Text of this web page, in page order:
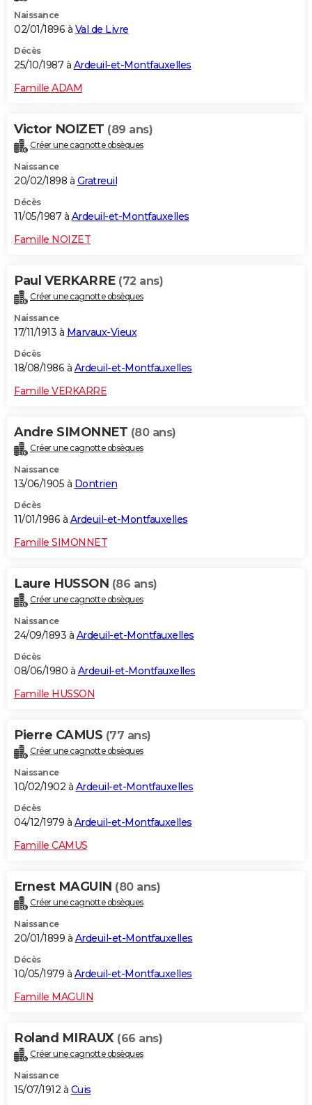
Naissance
02/01/1896 à Val de Livre
Décès
25/10/1987 à Ardeuil-et-Montfauxelles
Famille ADAM
Victor NOIZET (89 ans)
Créer une cagnotte obsèques
Naissance
20/02/1898 à Gratreuil
Décès
11/05/1987 à Ardeuil-et-Montfauxelles
Famille NOIZET
Paul VERKARRE (72 ans)
Créer une cagnotte obsèques
Naissance
17/11/1913 à Marvaux-Vieux
Décès
18/08/1986 à Ardeuil-et-Montfauxelles
Famille VERKARRE
Andre SIMONNET (80 ans)
Créer une cagnotte obsèques
Naissance
13/06/1905 à Dontrien
Décès
11/01/1986 à Ardeuil-et-Montfauxelles
Famille SIMONNET
Laure HUSSON (86 ans)
Créer une cagnotte obsèques
Naissance
24/09/1893 à Ardeuil-et-Montfauxelles
Décès
08/06/1980 à Ardeuil-et-Montfauxelles
Famille HUSSON
Pierre CAMUS (77 ans)
Créer une cagnotte obsèques
Naissance
10/02/1902 à Ardeuil-et-Montfauxelles
Décès
04/12/1979 à Ardeuil-et-Montfauxelles
Famille CAMUS
Ernest MAGUIN (80 ans)
Créer une cagnotte obsèques
Naissance
20/01/1899 à Ardeuil-et-Montfauxelles
Décès
10/05/1979 à Ardeuil-et-Montfauxelles
Famille MAGUIN
Roland MIRAUX (66 ans)
Créer une cagnotte obsèques
Naissance
15/07/1912 à Cuis